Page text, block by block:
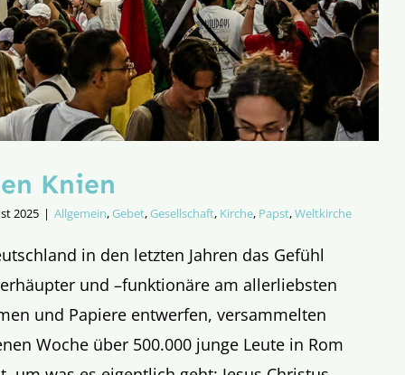
Knien
2025 | Allgemein,Gebet,Gesellschaft, Kirche, Papst,Weltkirche
in den letzten Jahren das Gefühl
und –funktionäre am allerliebsten
und Papiere entwerfen, versammelten
Woche über 500.000 junge Leute in Rom